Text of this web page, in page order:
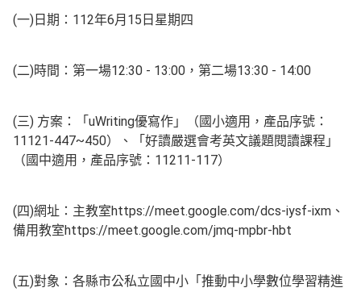
(一)日期：112年6月15日星期四
(二)時間：第一場12:30 - 13:00，第二場13:30 - 14:00
(三) 方案：「uWriting優寫作」（國小適用，產品序號：
11121-447~450）、「好讀嚴選會考英文議題閱讀課程」
（國中適用，產品序號：11211-117）
(四)網址：主教室https://meet.google.com/dcs-iysf-ixm、
備用教室https://meet.google.com/jmq-mpbr-hbt
(五)對象：各縣市公私立國中小「推動中小學數位學習精進